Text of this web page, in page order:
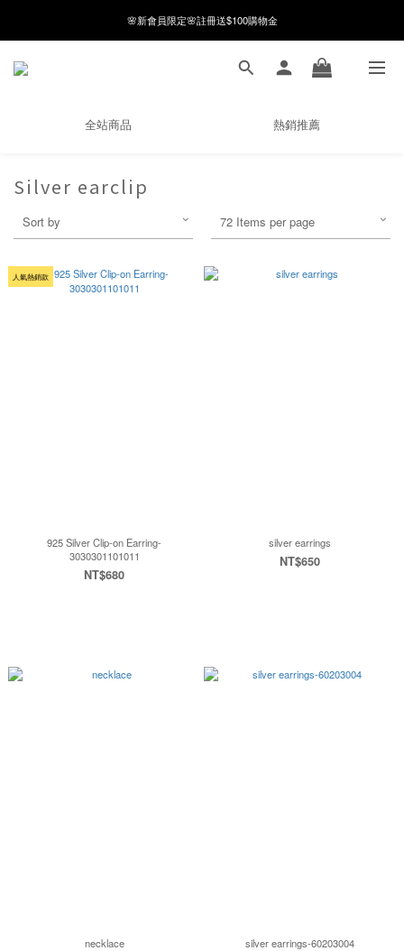
8月月初限定｜指定分類滿件88折！
🌸新會員限定🌸註冊送$100購物金
8月月初限定｜指定分類滿件88折！
全站商品 熱銷推薦
Silver earclip
Sort by 72 Items per page
人氣熱銷款
925 Silver Clip-on Earring-
3030301101011
NT$680
silver earrings
NT$650
necklace silver earrings-60203004